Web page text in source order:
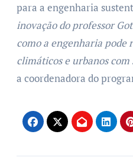
para a engenharia
inovação do professor
como a engenharia pode
climáticos e urbanos com
a coordenadora do